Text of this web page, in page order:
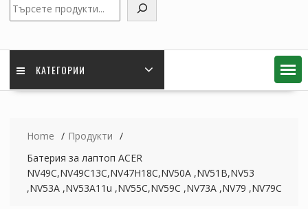
КАТЕГОРИИ
Home
Продукти
Батерия за лаптоп ACER
NV49C,NV49C13C,NV47H18C,NV50A ,NV51B,NV53
,NV53A ,NV53A11u ,NV55C,NV59C ,NV73A ,NV79 ,NV79C